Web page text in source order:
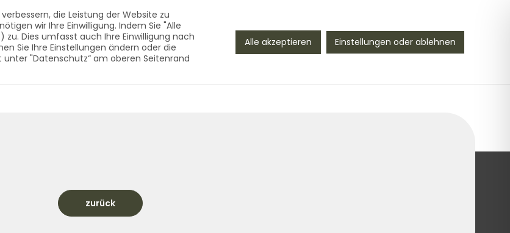
aus dem Vogtland seit 1990
seit 1990 Startseite
ZUBEHÖR UNTERNEHMEN KONTAKT
zurück
die Leistung der Website zu
wir Ihre Einwilligung. Indem Sie "Alle
Dies umfasst auch Ihre Einwilligung nach
Sie Ihre Einstellungen ändern oder die
"Datenschutz“ am oberen Seitenrand
Alle akzeptieren Einstellungen oder ablehnen